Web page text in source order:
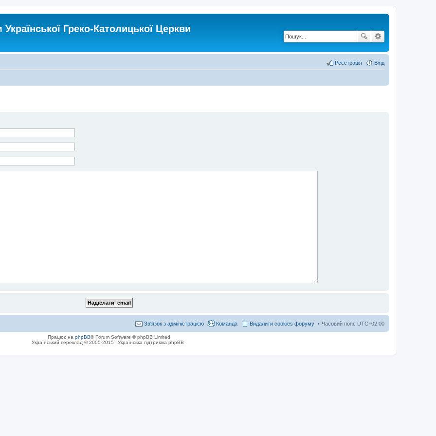
Греко-Католицької Церкви
Вхід
Реєстрація
Часовий пояс UTC+02:00
Видалити cookies форуму
Команда
Зв'язок з адміністрацією
Працює на phpBB® Forum Software © phpBB Limited
Український переклад © 2005-2015
Українська підтримка phpBB